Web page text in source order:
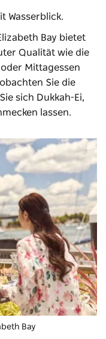
Wasserblick.
Bay bietet
Qualität wie die
Mittagessen
Sie die
sich Dukkah-Ei,
lassen.
Bay